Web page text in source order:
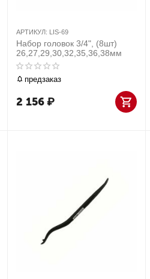
АРТИКУЛ: LIS-69
Набор головок 3/4", (8шт)
26,27,29,30,32,35,36,38мм
предзаказ
2 156₽